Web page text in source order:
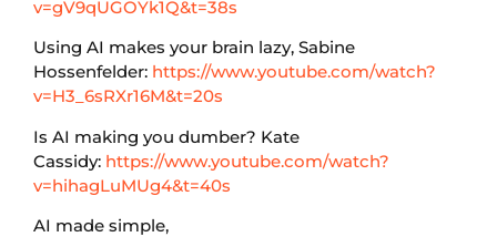
v=gV9qUGOYk1Q&t=38s
Using AI makes your brain lazy, Sabine
Hossenfelder: https://www.youtube.com/watch?
v=H3_6sRXr16M&t=20s
Is AI making you dumber? Kate
Cassidy: https://www.youtube.com/watch?
v=hihagLuMUg4&t=40s
AI made simple,